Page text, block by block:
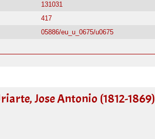
131031
417
05886/eu_u_0675/u0675
Jose Antonio (1812-1869)